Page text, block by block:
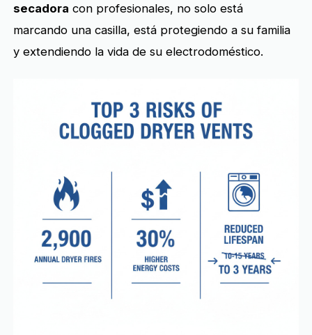
secadora con profesionales, no solo está
marcando una casilla, está protegiendo a su familia
y extendiendo la vida de su electrodoméstico.